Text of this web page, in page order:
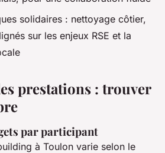
solidaires : nettoyage côtier,
sur les enjeux RSE et la
prestations : trouver
par participant
à Toulon varie selon le